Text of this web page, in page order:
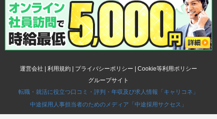
運営会社 | 利用規約 | プライバシーポリシー | Cookie等利用ポリシー
グループサイト
転職・就活に役立つ口コミ・評判・年収及び求人情報「キャリコネ」
中途採用人事担当者のためのメディア「中途採用サクセス」